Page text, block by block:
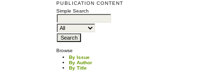
PUBLICATION CONTENT
Simple Search
Browse
By Issue
By Author
By Title